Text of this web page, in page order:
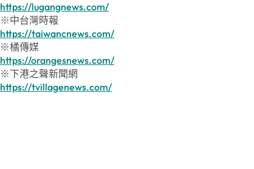
https://lugangnews.com/
※中台灣時報
https://taiwancnews.com/
※橘傳媒
https://orangesnews.com/
※下港之聲新聞網
https://tvillagenews.com/